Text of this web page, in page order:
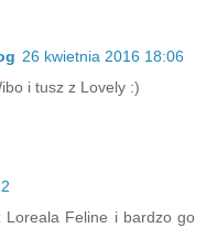
26 kwietnia 2016 18:06
i tusz z Lovely :)
Feline i bardzo go